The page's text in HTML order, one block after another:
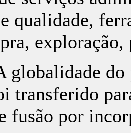
qualidade,
exploração,
do
transferido
fusão por